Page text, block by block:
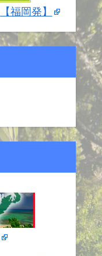
【福岡発】